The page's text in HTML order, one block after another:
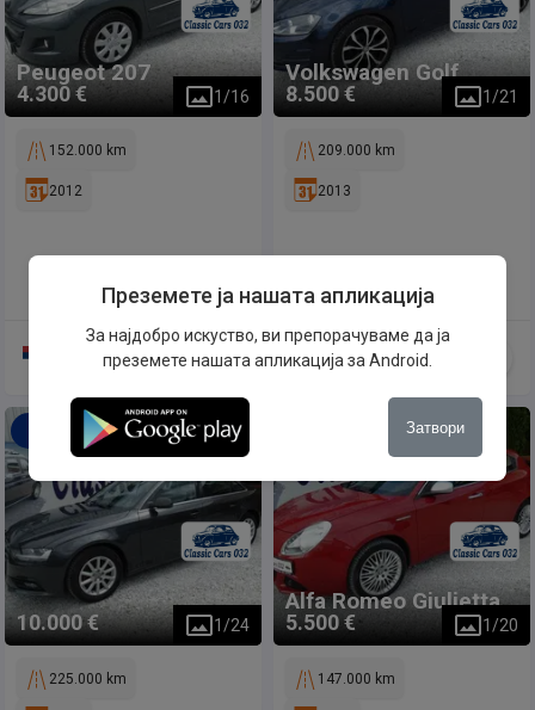
Peugeot 207
4.300 € 1 /16
152.000 km
2012
Volkswagen Golf
8.500 € 1 /21
209.000 km
2013
10.000 €
Понуди цена
1 /24
225.000 km
Alfa Romeo Giulietta
5.500 € 1 /20
147.000 km
Преземете ја нашата апликација
За најдобро искуство, ви препорачуваме да ја
преземете нашата апликација за Android.
Затвори